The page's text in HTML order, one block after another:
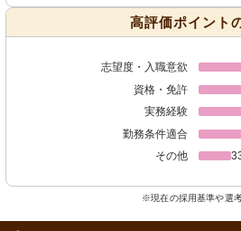
高評価ポイント
志望度・入職意欲
資格・免許
実務経験
勤務条件適合
その他
※現在の採用基準や選